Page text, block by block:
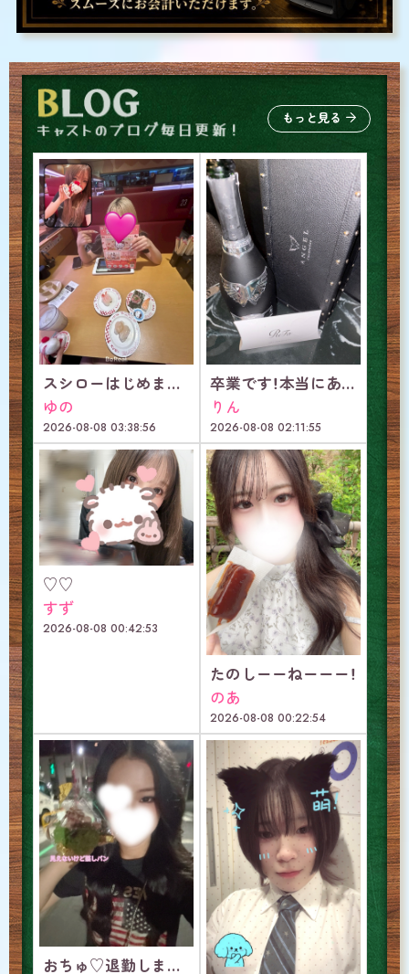
もっと見る
スシローはじめまして
ゆの
2026-08-08 03:38:56
卒業です！本当にありがとうございました！
りん
2026-08-08 02:11:55
♡♡
すず
2026-08-08 00:42:53
たのしーーねーーー！
のあ
2026-08-08 00:22:54
おちゅ♡退勤しました～